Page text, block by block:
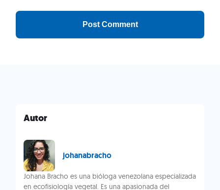
Autor
johanabracho
Johana Bracho es una bióloga venezolana especializada
en ecofisiología vegetal. Es una apasionada del